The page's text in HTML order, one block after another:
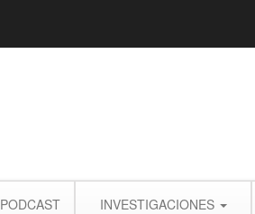
PODCAST INVESTIGACIONES